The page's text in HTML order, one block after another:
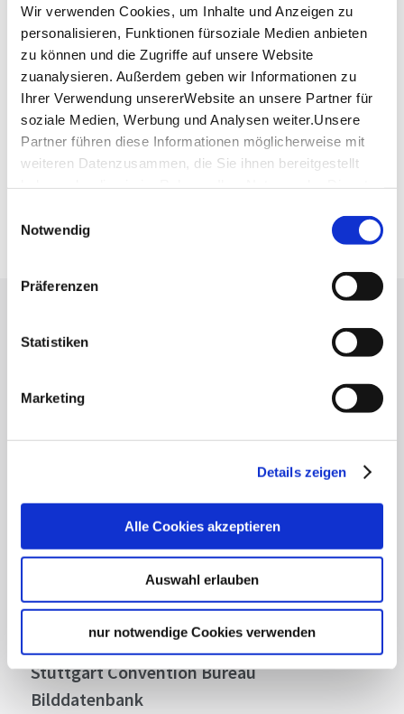
Wir verwenden Cookies, um Inhalte und Anzeigen zu
personalisieren, Funktionen fürsoziale Medien anbieten
zu können und die Zugriffe auf unsere Website
zuanalysieren. Außerdem geben wir Informationen zu
Ihrer Verwendung unsererWebsite an unsere Partner für
soziale Medien, Werbung und Analysen weiter.Unsere
Partner führen diese Informationen möglicherweise mit
weiteren Datenzusammen, die Sie ihnen bereitgestellt
Impressum
Notwendig
Präferenzen
Statistiken
Marketing
Details zeigen
Alle Cookies akzeptieren
Auswahl erlauben
nur notwendige Cookies verwenden
Website:www.restaurant-bootshaus-stuttgart.de
Planen Sie Ihre Anreise
Verkehrs- und Tarifverbund Stuttgart GmbH
Fahrplanauskunft des VVS
Deutsche Bahn AG
Fahrplanauskunft der DB
Mit unserem Newsletter bleiben Sie zu Events,
Stuttgart und Region immer up-to-date.
Über uns
Stellenangebote
Presse
Business
Stuttgart Convention Bureau
Bilddatenbank